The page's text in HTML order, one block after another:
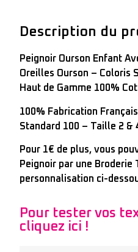
Description du
Peignoir Ourson Enfant
Oreilles Ourson – Coloris
Haut de Gamme 100%
100% Fabrication
Standard 100 – Taille 2 &
Pour 1€ de plus, vous
Peignoir par une Broderie
personnalisation ci-
Pour tester vos
cliquez ici !